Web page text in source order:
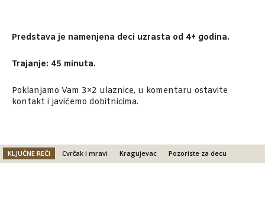
Predstava je namenjena deci uzrasta od 4+ godina.
Trajanje: 45 minuta.
Poklanjamo Vam 3×2 ulaznice, u komentaru ostavite
kontakt i javićemo dobitnicima.
KLJUČNE REČI Cvrčak i mravi Kragujevac Pozoriste za decu